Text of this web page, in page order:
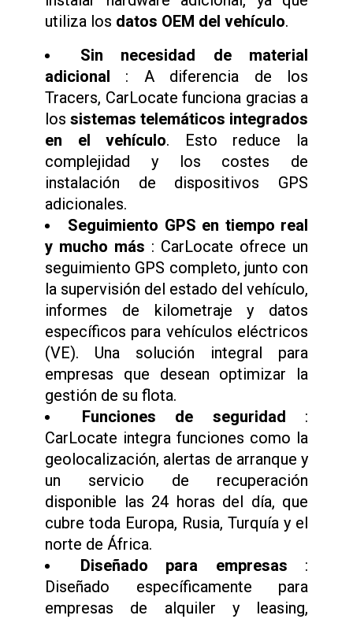
utiliza los datos OEM del vehículo.
Sin necesidad de material
adicional : A diferencia de los
Tracers, CarLocate funciona gracias a
los sistemas telemáticos integrados
en el vehículo. Esto reduce la
complejidad y los costes de
instalación de dispositivos GPS
adicionales.
Seguimiento GPS en tiempo real
y mucho más : CarLocate ofrece un
seguimiento GPS completo, junto con
la supervisión del estado del vehículo,
informes de kilometraje y datos
específicos para vehículos eléctricos
(VE). Una solución integral para
empresas que desean optimizar la
gestión de su flota.
Funciones de seguridad :
CarLocate integra funciones como la
geolocalización, alertas de arranque y
un servicio de recuperación
disponible las 24 horas del día, que
cubre toda Europa, Rusia, Turquía y el
norte de África.
Diseñado para empresas :
Diseñado específicamente para
empresas de alquiler y leasing,